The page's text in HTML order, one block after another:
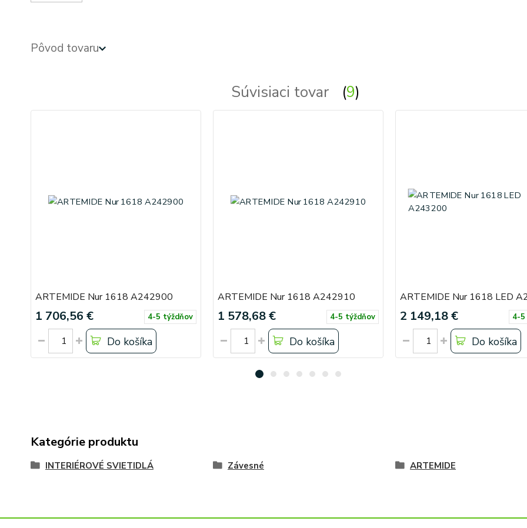
Pôvod tovaru
Súvisiaci tovar 9
ARTEMIDE Nur 1618 A242900
1 706,56 € 4-5 týždňov
Do košíka
ARTEMIDE Nur 1618 A242910
1 578,68 € 4-5 týždňov
Do košíka
ARTEMIDE Nur 1618 LED
2 149,18 € 4-
Do košíka
Kategórie produktu
INTERIÉROVÉ SVIETIDLÁ Závesné ARTEMIDE